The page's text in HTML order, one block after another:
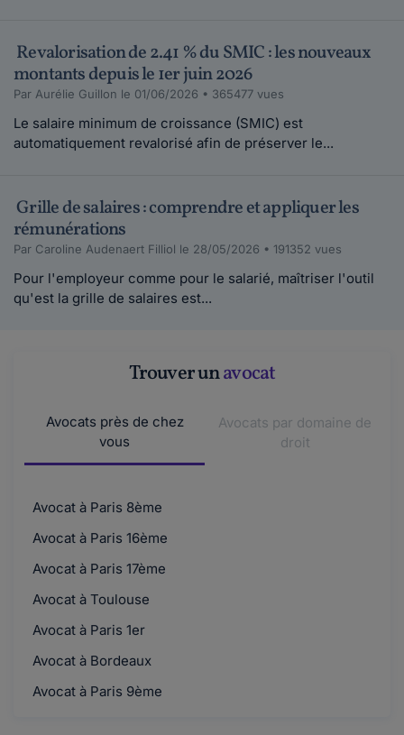
Revalorisation de 2.41 % du SMIC : les nouveaux
montants depuis le 1er juin 2026
Par Aurélie Guillon le 01/06/2026 • 365477 vues
Le salaire minimum de croissance (SMIC) est
automatiquement revalorisé afin de préserver le...
Grille de salaires : comprendre et appliquer les
rémunérations
Par Caroline Audenaert Filliol le 28/05/2026 • 191352 vues
Pour l'employeur comme pour le salarié, maîtriser l'outil
qu'est la grille de salaires est...
Trouver unavocat
Avocats près de chez
vous
Avocats par domaine de
droit
Avocat à Paris 8ème
Avocat à Paris 16ème
Avocat à Paris 17ème
Avocat à Toulouse
Avocat à Paris 1er
Avocat à Bordeaux
Avocat à Paris 9ème